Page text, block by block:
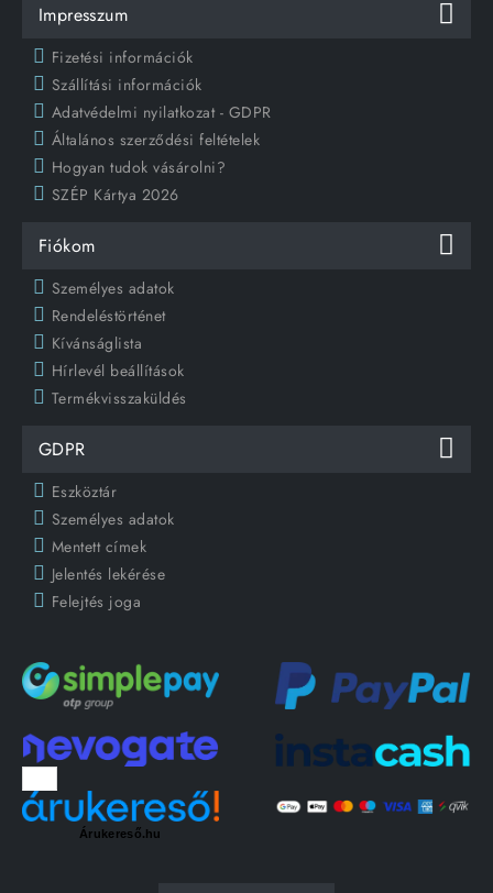
Impresszum
Fizetési információk
Szállítási információk
Adatvédelmi nyilatkozat - GDPR
Általános szerződési feltételek
Hogyan tudok vásárolni?
SZÉP Kártya 2026
Fiókom
Személyes adatok
Rendeléstörténet
Kívánságlista
Hírlevél beállítások
Termékvisszaküldés
GDPR
Eszköztár
Személyes adatok
Mentett címek
Jelentés lekérése
Felejtés joga
Árukereső.hu